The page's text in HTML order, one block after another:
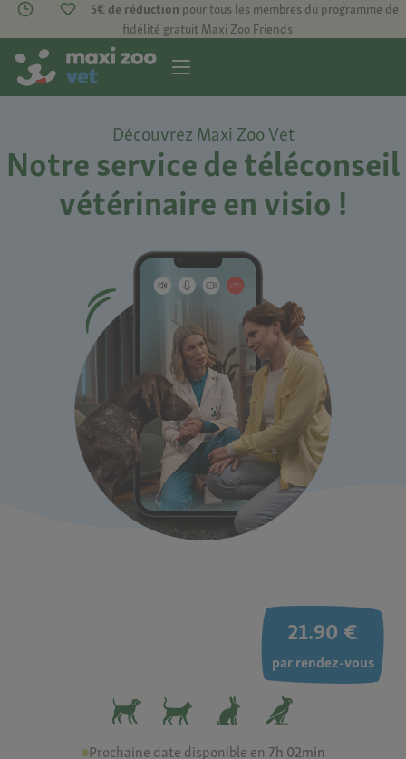
5€ de réduction pour tous les membres du programme de
fidélité gratuit Maxi Zoo Friends
Découvrez Maxi Zoo Vet​
Notre service de téléconseil
vétérinaire en visio !
Prochaine date disponible en 7h 02min
21.90 €
par rendez-vous​